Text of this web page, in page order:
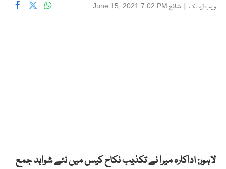
ویب ڈیسک | شائع June 15, 2021 7:02 PM
لاہور: اداکارہ میرا نے تکذیب نکاح کیس میں نئے شواہد جمع